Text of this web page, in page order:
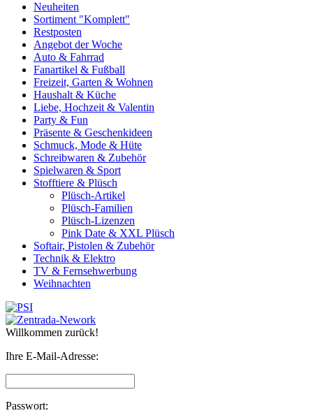
Neuheiten
Sortiment "Komplett"
Restposten
Angebot der Woche
Auto & Fahrrad
Fanartikel & Fußball
Freizeit, Garten & Wohnen
Haushalt & Küche
Liebe, Hochzeit & Valentin
Party & Fun
Präsente & Geschenkideen
Schmuck, Mode & Hüte
Schreibwaren & Zubehör
Spielwaren & Sport
Stofftiere & Plüsch
Plüsch-Artikel
Plüsch-Familien
Plüsch-Lizenzen
Pink Date & XXL Plüsch
Softair, Pistolen & Zubehör
Technik & Elektro
TV & Fernsehwerbung
Weihnachten
Willkommen zurück!
Ihre E-Mail-Adresse:
Passwort: